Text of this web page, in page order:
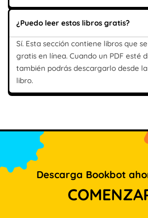
¿Puedo leer estos libros gratis?
Sí. Esta sección contiene libros que
gratis en línea. Cuando un PDF esté
también podrás descargarlo desde
libro.
Descarga Bookbot